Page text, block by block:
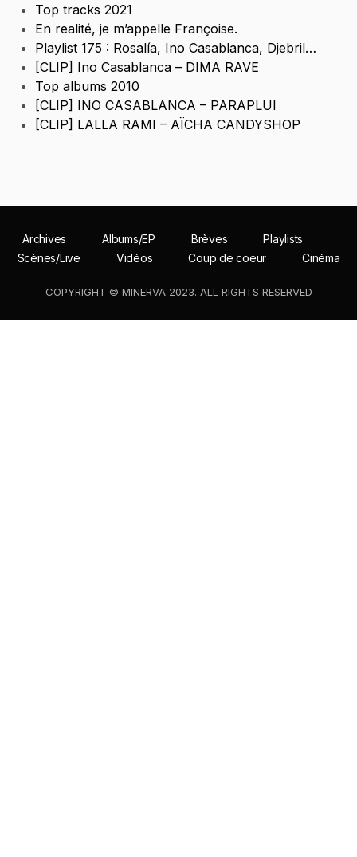
Top tracks 2021
En realité, je m’appelle Françoise.
Playlist 175 : Rosalía, Ino Casablanca, Djebril…
[CLIP] Ino Casablanca – DIMA RAVE
Top albums 2010
[CLIP] INO CASABLANCA – PARAPLUI
[CLIP] LALLA RAMI – AÏCHA CANDYSHOP
Archives Albums/EP Brèves
Playlists
Scènes/Live
Vidéos Coup de coeur Cinéma
COPYRIGHT © MINERVA 2023. ALL RIGHTS RESERVED